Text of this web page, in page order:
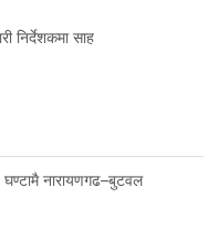
निर्देशकमा साह
घण्टामै नारायणगढ–बुटवल